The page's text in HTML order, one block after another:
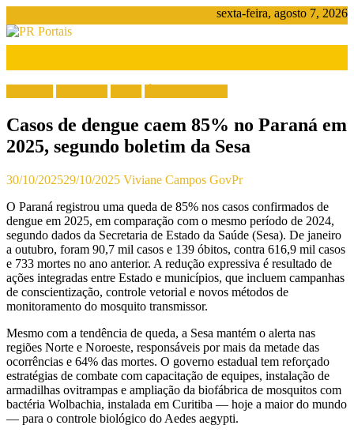
para
o
sexta-feira, agosto 7, 2026
de
notícias
do
Casos de dengue caem 85% no Paraná em
2025, segundo boletim da Sesa
30/10/202529/10/2025 Viviane Campos GovPr
O Paraná registrou uma queda de 85% nos casos confirmados de
dengue em 2025, em comparação com o mesmo período de 2024,
segundo dados da Secretaria de Estado da Saúde (Sesa). De janeiro
a outubro, foram 90,7 mil casos e 139 óbitos, contra 616,9 mil casos
e 733 mortes no ano anterior. A redução expressiva é resultado de
ações integradas entre Estado e municípios, que incluem campanhas
de conscientização, controle vetorial e novos métodos de
monitoramento do mosquito transmissor.
Mesmo com a tendência de queda, a Sesa mantém o alerta nas
regiões Norte e Noroeste, responsáveis por mais da metade das
ocorrências e 64% das mortes. O governo estadual tem reforçado
estratégias de combate com capacitação de equipes, instalação de
armadilhas ovitrampas e ampliação da biofábrica de mosquitos com
bactéria Wolbachia, instalada em Curitiba — hoje a maior do mundo
— para o controle biológico do Aedes aegypti.